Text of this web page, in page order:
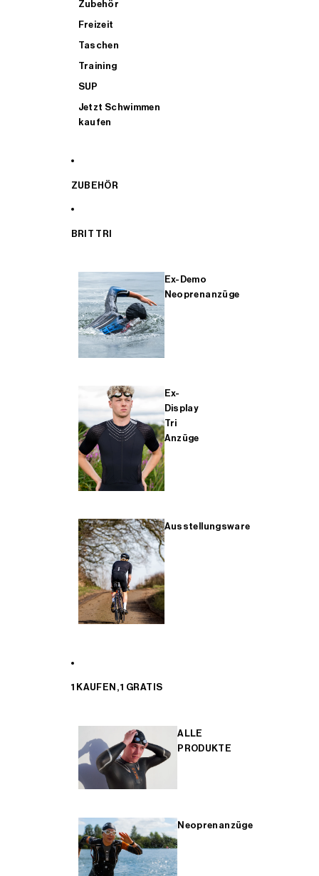
Zubehör
Freizeit
Taschen
Training
SUP
Jetzt Schwimmen
kaufen
ZUBEHÖR
BRIT TRI
Ex-Demo
Neoprenanzüge
Ex-
Display
Tri
Anzüge
Ausstellungsware
1 KAUFEN, 1 GRATIS
ALLE
PRODUKTE
Neoprenanzüge